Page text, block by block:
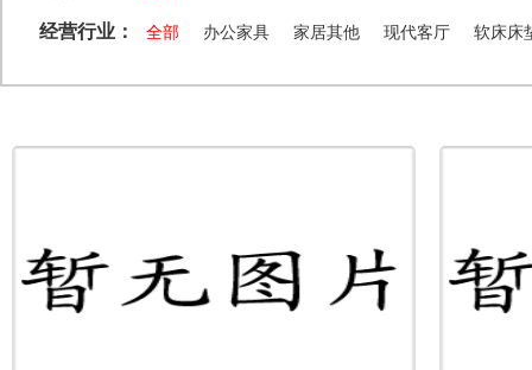
经营行业： 全部 办公家具 家居其他 现代客厅 软床床